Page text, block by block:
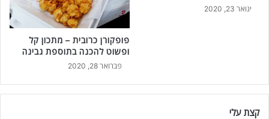
ינואר 23, 2020
פופקורן כרובית – מתכון קל
ופשוט להכנה בתוספת גבינה
פברואר 28, 2020
קצת עלי